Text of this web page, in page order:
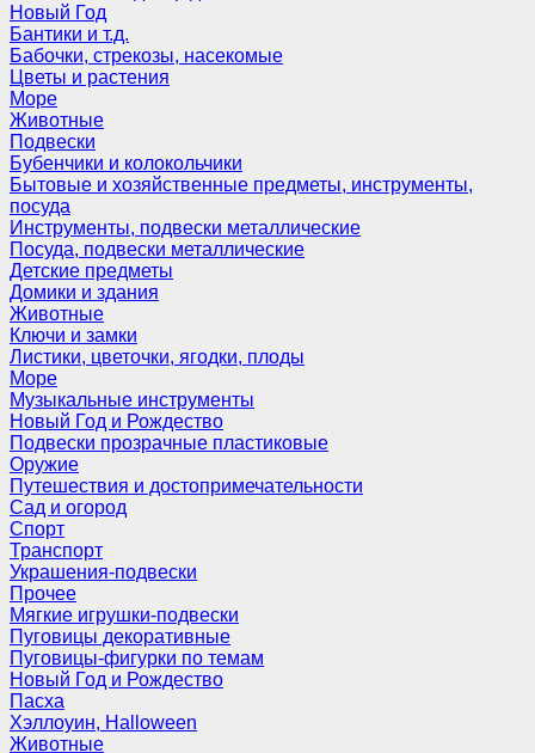
Новый Год
Бантики и т.д.
Бабочки, стрекозы, насекомые
Цветы и растения
Море
Животные
Подвески
Бубенчики и колокольчики
Бытовые и хозяйственные предметы, инструменты,
посуда
Инструменты, подвески металлические
Посуда, подвески металлические
Детские предметы
Домики и здания
Животные
Ключи и замки
Листики, цветочки, ягодки, плоды
Море
Музыкальные инструменты
Новый Год и Рождество
Подвески прозрачные пластиковые
Оружие
Путешествия и достопримечательности
Сад и огород
Спорт
Транспорт
Украшения-подвески
Прочее
Мягкие игрушки-подвески
Пуговицы декоративные
Пуговицы-фигурки по темам
Новый Год и Рождество
Пасха
Хэллоуин, Halloween
Животные